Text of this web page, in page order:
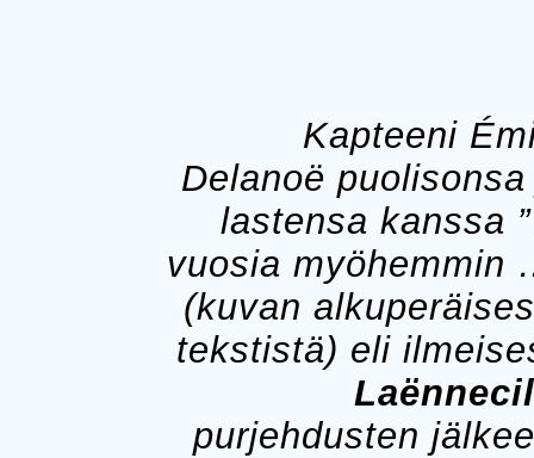
Kapteeni
Delanoë
lastensa kanssa
vuosia myöhemmin
(kuvan
tekstistä) eli
purjehdusten